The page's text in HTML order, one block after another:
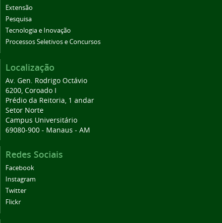
Extensão
Pesquisa
Tecnologia e Inovação
Processos Seletivos e Concursos
Localização
Av. Gen. Rodrigo Octávio
6200, Coroado I
Prédio da Reitoria, 1 andar
Setor Norte
Campus Universitário
69080-900 - Manaus - AM
Redes Sociais
Facebook
Instagram
Twitter
Flickr